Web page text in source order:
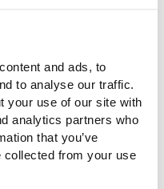
and ads, to
to analyse our traffic.
your use of our site with
analytics partners who
that you’ve
collected from your use
matériau principal pour
est particulièrement